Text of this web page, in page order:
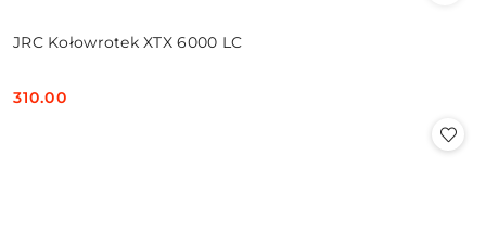
JRC Kołowrotek XTX 6000 LC
Cena:
310.00